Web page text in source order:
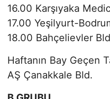
16.00 Karşıyaka
17.00 Yeşilyurt-
18.00 Bahçelievler
Haftanın Bay Geçen
AŞ Çanakkale Bld.